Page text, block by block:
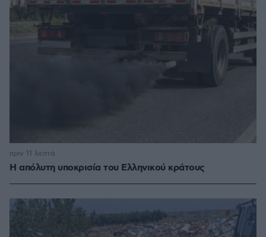
Η απόλυτη υποκρισία του Ελληνικού κράτους
πριν 11 λεπτά